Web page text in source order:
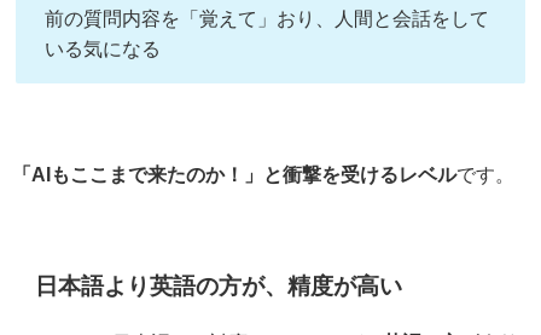
前の質問内容を「覚えて」おり、人間と会話をして
いる気になる
「AIもここまで来たのか！」と衝撃を受けるレベルです。
日本語より英語の方が、精度が高い